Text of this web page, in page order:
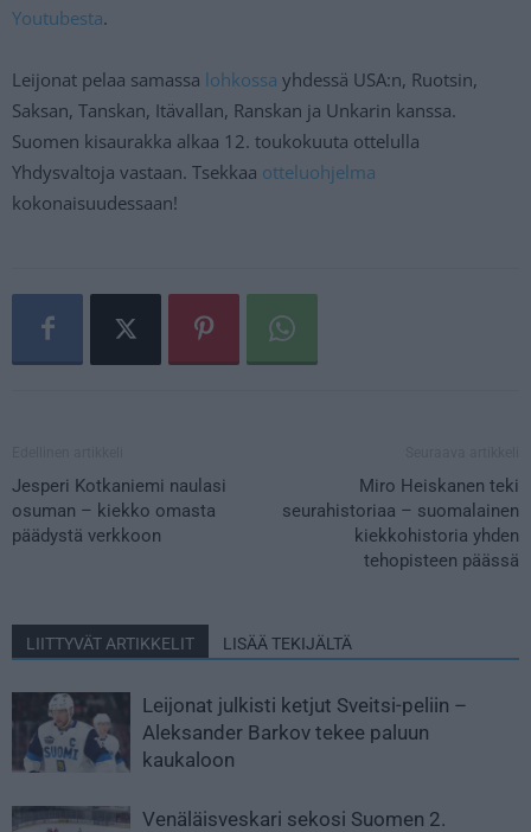
Youtubesta.
Leijonat pelaa samassa lohkossa yhdessä USA:n, Ruotsin,
Saksan, Tanskan, Itävallan, Ranskan ja Unkarin kanssa.
Suomen kisaurakka alkaa 12. toukokuuta ottelulla
Yhdysvaltoja vastaan. Tsekkaa otteluohjelma
kokonaisuudessaan!
Jesperi Kotkaniemi naulasi
osuman – kiekko omasta
päädystä verkkoon
Miro Heiskanen teki
seurahistoriaa – suomalainen
kiekkohistoria yhden
tehopisteen päässä
LIITTYVÄT ARTIKKELIT LISÄÄ TEKIJÄLTÄ
Leijonat julkisti ketjut Sveitsi-peliin –
Aleksander Barkov tekee paluun
kaukaloon
Venäläisveskari sekosi Suomen 2.